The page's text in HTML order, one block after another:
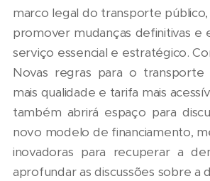
marco legal do transporte
promover mudanças definitivas e
serviço essencial e estratégico.
Novas regras para o transporte
mais qualidade e tarifa mais
também abrirá espaço para
novo modelo de financiamento,
inovadoras para recuperar a
aprofundar as discussões sobre a